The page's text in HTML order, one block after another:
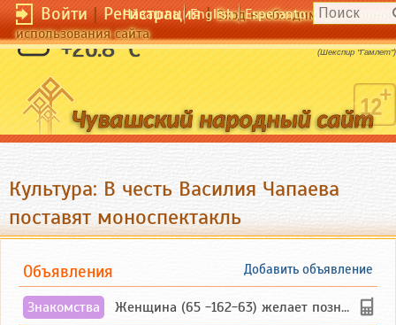
Войти|Регистрация|Вход необходим для
использования сайта
Чӑвашла English Esperanto
+26.8 °C Хитрая речь сидит в глухом ухе.
(Шекспир "Гамлет")
Культура: В честь Василия Чапаева
поставят моноспектакль
Добавить объявление
Объявления
Знакомства Женщина (65 -162-63) желает познакомиться с одиноким, добродушным, без вредных ...